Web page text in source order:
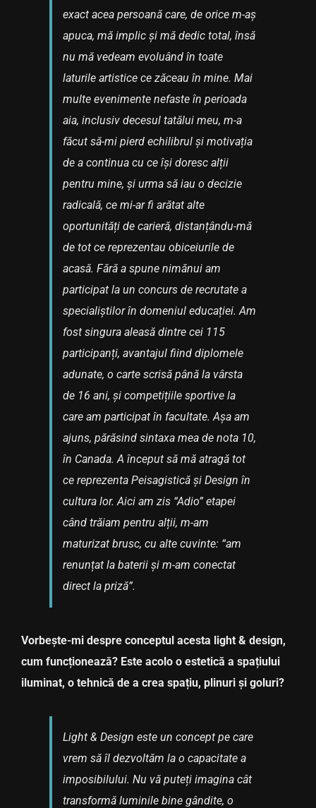
exact acea persoană care, de orice m-aș
apuca, mă implic și mă dedic total, însă
nu mă vedeam evoluând în toate
laturile artistice ce zăceau în mine. Mai
multe evenimente nefaste în perioada
aia, inclusiv decesul tatălui meu, m-a
făcut să-mi pierd echilibrul și motivația
de a continua cu ce își doresc alții
pentru mine, și urma să iau o decizie
radicală, ce mi-ar fi arătat alte
oportunități de carieră, distanțându-mă
de tot ce reprezentau obiceiurile de
acasă. Fără a spune nimănui am
participat la un concurs de recrutate a
specialiștilor în domeniul educației. Am
fost singura aleasă dintre cei 115
participanți, avantajul fiind diplomele
adunate, o carte scrisă până la vârsta
de 16 ani, și competițiile sportive la
care am participat în facultate. Așa am
ajuns, părăsind sintaxa mea de nota 10,
în Canada. A început să mă atragă tot
ce reprezenta Peisagistică și Design în
cultura lor. Aici am zis “Adio” etapei
când trăiam pentru alții, m-am
maturizat brusc, cu alte cuvinte: “am
renunțat la baterii și m-am conectat
direct la priză”.
Vorbește-mi despre conceptul acesta light & design,
cum funcționează? Este acolo o estetică a spațiului
iluminat, o tehnică de a crea spațiu, plinuri și goluri?
Light & Design este un concept pe care
vrem să îl dezvoltăm la o capacitate a
imposibilului. Nu vă puteți imagina cât
transformă luminile bine gândite, o